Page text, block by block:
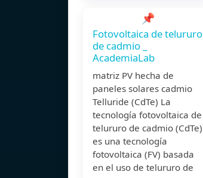
📌
Fotovoltaica de telururo
de cadmio _
AcademiaLab
matriz PV hecha de
paneles solares cadmio
Telluride (CdTe) La
tecnología fotovoltaica de
telururo de cadmio (CdTe)
es una tecnología
fotovoltaica (FV) basada
en el uso de telururo de